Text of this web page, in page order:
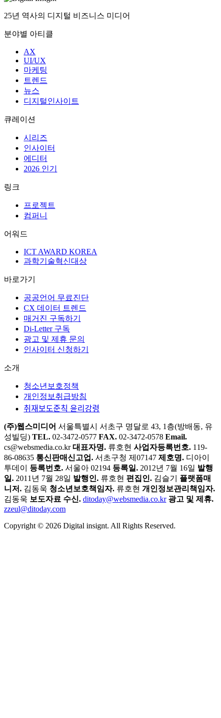
25년 역사의 디지털 비즈니스 미디어
분야별 아티클
AX
UI/UX
마케팅
트렌드
뉴스
디지털인사이트
큐레이션
시리즈
인사이터
에디터
2026 인기
링크
프로젝트
컴퍼니
어워드
ICT AWARD KOREA
과학기술혁신대상
바로가기
공공언어 무료진단
CX 데이터 트렌드
매거진 구독하기
Di-Letter 구독
광고 및 제휴 문의
인사이터 신청하기
소개
청소년보호정책
개인정보취급방침
취재보도준칙 윤리강령
(주)웹스미디어 서울특별시 서초구 명달로 43, 1층(방배동, 유
성빌딩) TEL. 02-3472-0577 FAX. 02-3472-0578 Email.
cs@websmedia.co.kr 대표자명. 류호현 사업자등록번호. 119-
86-08635 통신판매신고업. 서초구청 제07147 제호명. 디아이
투데이
등록번호. 서울아 02194 등록일. 2012년 7월 16일 발행
일. 2011년 7월 28일 발행인. 류호현 편집인. 김슬기
플랫폼매
니저. 김동욱 청소년보호책임자. 류호현 개인정보관리책임자.
김동욱 보도자료 수신. ditoday@websmedia.co.kr 광고 및 제휴.
zzeul@ditoday.com
Copyright © 2026 Digital insignt. All Rights Reserved.